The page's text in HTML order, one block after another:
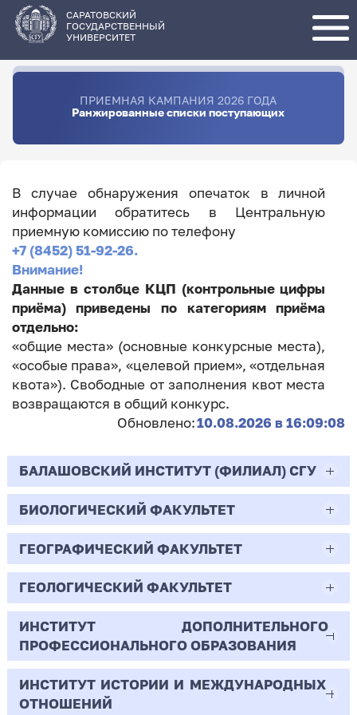
основному
содержанию
САРАТОВСКИЙ
ГОСУДАРСТВЕННЫЙ
УНИВЕРСИТЕТ
ПРИЕМНАЯ КАМПАНИЯ 2026 ГОДА
Ранжированные списки поступающих
В случае обнаружения опечаток в личной
информации обратитесь в Центральную
приемную комиссию по телефону
+7 (8452) 51-92-26.
Внимание!
Данные в столбце КЦП (контрольные цифры
приёма) приведены по категориям приёма
отдельно:
«общие места» (основные конкурсные места),
«особые права», «целевой прием», «отдельная
квота»). Свободные от заполнения квот места
возвращаются в общий конкурс.
Обновлено:10.08.2026 в 16:09:08
БАЛАШОВСКИЙ ИНСТИТУТ (ФИЛИАЛ) СГУ
44.03.02
Психолого-педагогическое образование
Очная | Бакалавр
Всего бюджетных мест - 10
Бюджет/
Общие места
Профиль: Практическая
психология образования
БИОЛОГИЧЕСКИЙ ФАКУЛЬТЕТ
06.03.01
Биология
Очная | Бакалавр
Всего бюджетных мест - 50
Бюджет/Общие места
ГЕОГРАФИЧЕСКИЙ ФАКУЛЬТЕТ
05.03.02
География
Очная | Бакалавр
Всего бюджетных мест - 15
ГЕОЛОГИЧЕСКИЙ ФАКУЛЬТЕТ
05.03.01
Геология
Очная | Бакалавр
ИНСТИТУТ ДОПОЛНИТЕЛЬНОГО
ПРОФЕССИОНАЛЬНОГО ОБРАЗОВАНИЯ
38.03.02
ИНСТИТУТ ИСТОРИИ И МЕЖДУНАРОДНЫХ
ОТНОШЕНИЙ